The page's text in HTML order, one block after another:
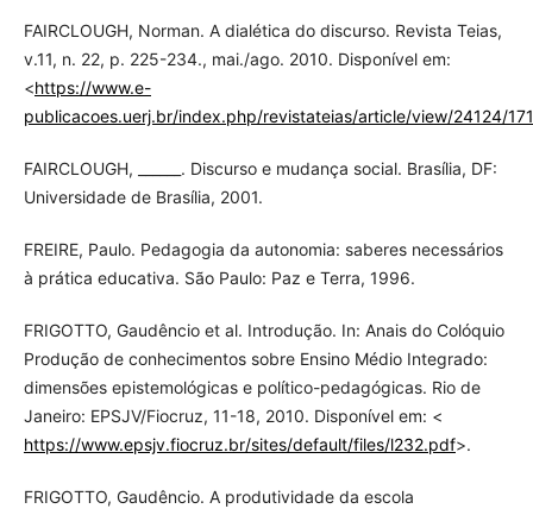
FAIRCLOUGH, Norman. A dialética do discurso. Revista Teias,
v.11, n. 22, p. 225-234., mai./ago. 2010. Disponível em:
<https://www.e-
publicacoes.uerj.br/index.php/revistateias/article/view/24124/
FAIRCLOUGH, ______. Discurso e mudança social. Brasília, DF:
Universidade de Brasília, 2001.
FREIRE, Paulo. Pedagogia da autonomia: saberes necessários
à prática educativa. São Paulo: Paz e Terra, 1996.
FRIGOTTO, Gaudêncio et al. Introdução. In: Anais do Colóquio
Produção de conhecimentos sobre Ensino Médio Integrado:
dimensões epistemológicas e político-pedagógicas. Rio de
Janeiro: EPSJV/Fiocruz, 11-18, 2010. Disponível em: <
https://www.epsjv.fiocruz.br/sites/default/files/l232.pdf>.
FRIGOTTO, Gaudêncio. A produtividade da escola